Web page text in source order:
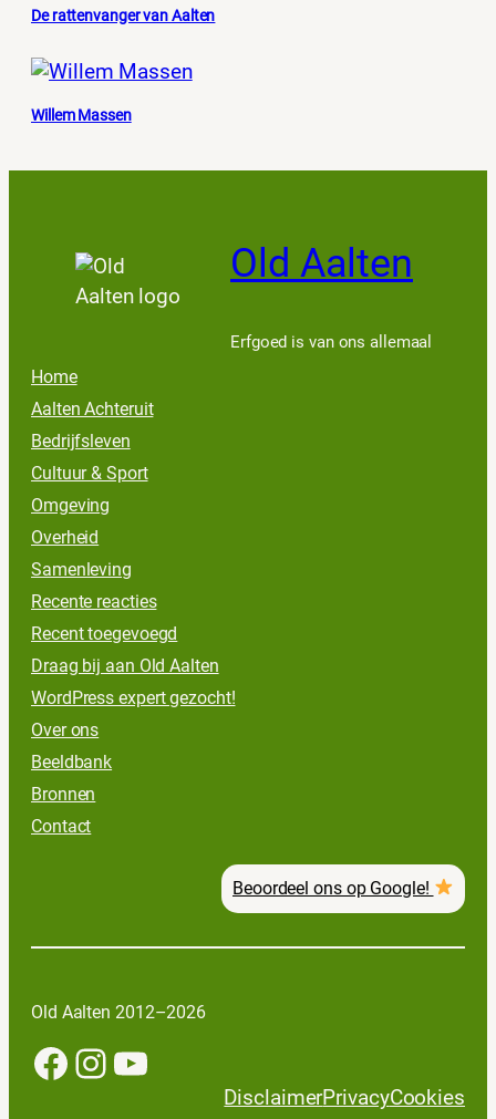
De rattenvanger van Aalten
Willem Massen
Old Aalten
Erfgoed is van ons allemaal
Home
Aalten Achteruit
Bedrijfsleven
Cultuur & Sport
Omgeving
Overheid
Samenleving
Recente reacties
Recent toegevoegd
Draag bij aan Old Aalten
WordPress expert gezocht!
Over ons
Beeldbank
Bronnen
Contact
Beoordeel ons op Google!
Old Aalten 2012–2026
Facebook InstagramYouTube
DisclaimerPrivacyCookies